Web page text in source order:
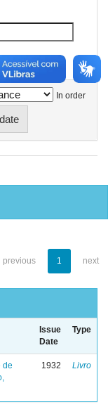
In order
previous 1 next
Issue
Date
Type
de
1932 Livro